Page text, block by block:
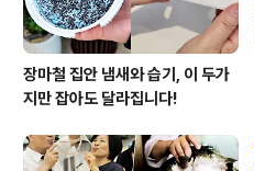
장마철 집안 냄새와 습기, 이 두가
지만 잡아도 달라집니다!